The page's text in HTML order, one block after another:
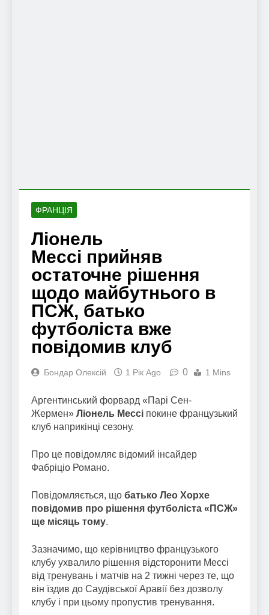
ФРАНЦІЯ
Ліонель
Мессі прийняв
остаточне рішення
щодо майбутнього в
ПСЖ, батько
футболіста вже
повідомив клуб
Бондар Олексій 1 Рік Ago 0 1 Mins
Аргентинський форвард «Парі Сен-
Жермен» Ліонель Мессі покине французький
клуб наприкінці сезону.
Про це повідомляє відомий інсайдер
Фабріціо Романо.
Повідомляється, що батько Лео Хорхе
повідомив про рішення футболіста «ПСЖ»
ще місяць тому.
Зазначимо, що керівництво французького
клубу ухвалило рішення відсторонити Мессі
від тренувань і матчів на 2 тижні через те, що
він їздив до Саудівської Аравії без дозволу
клубу і при цьому пропустив тренування.